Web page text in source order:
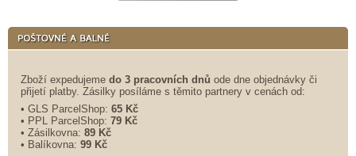
Zboží expedujeme do 3 pracovních dnů ode dne objednávky či
přijetí platby. Zásilky posíláme s těmito partnery v cenách od:
• GLS ParcelShop: 65 Kč
• PPL ParcelShop: 79 Kč
• Zásilkovna: 89 Kč
• Balíkovna: 99 Kč